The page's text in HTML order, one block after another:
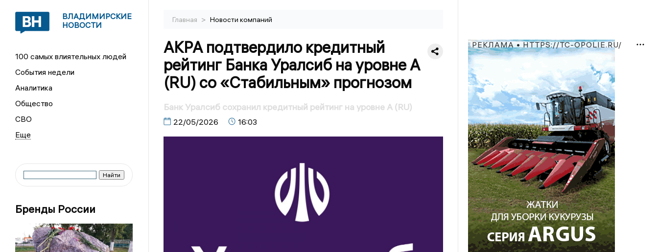
ВЛАДИМИРСКИЕ
НОВОСТИ
100 самых влиятельных людей
События недели
Аналитика
Общество
СВО
Бренды России
Главная > Новости компаний
АКРА подтвердило кредитный
рейтинг Банка Уралсиб на уровне А
(RU) со «Стабильным» прогнозом
Банк Уралсиб сохранил кредитный рейтинг на уровне А (RU)
22/05/2026 16:03
РЕКЛАМА • HTTPS://TC-OPOLIE.RU/